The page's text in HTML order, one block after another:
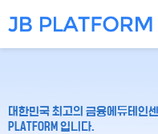
대한민국 최고의 금융에듀테인
PLATFORM 입니다.